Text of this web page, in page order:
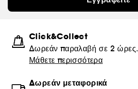
Click&Collect
Δωρεάν παραλαβή σε 2 ώρες.
Μάθετε περισσότερα
Δωρεάν μεταφορικά